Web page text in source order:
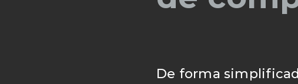
/ Contato
De forma